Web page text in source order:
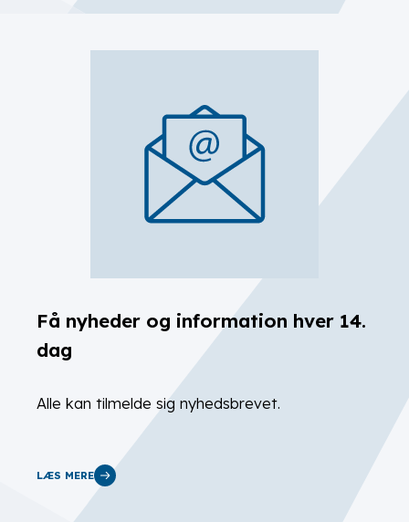
Få nyheder og information hver 14.
dag
Alle kan tilmelde sig nyhedsbrevet.
LÆS MERE